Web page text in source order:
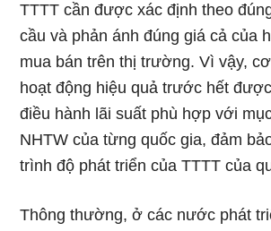
TTTT cần được xác định theo
cầu và phản ánh đúng giá cả của
mua bán trên thị trường. Vì vậy,
hoạt động hiệu quả trước hết
điều hành lãi suất phù hợp với
NHTW của từng quốc gia, đảm
trình độ phát triển của TTTT của
Thông thường, ở các nước phát